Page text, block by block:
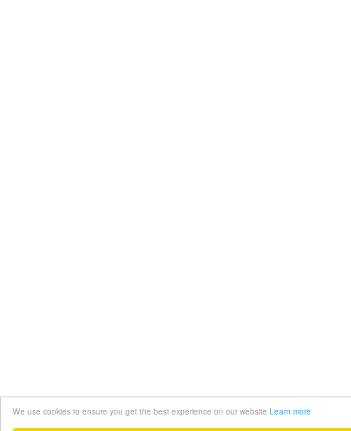
We use cookies to ensure you get the best experience on our website Learn more